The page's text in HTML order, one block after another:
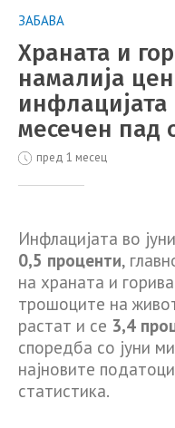
ЗАБАВА
Храната и
намалија
инфлацијата
месечен пад
пред 1 месец
Инфлацијата во
0,5 проценти,
на храната и
трошоците на
растат и се 3,4
споредба со јуни
најновите
статистика.